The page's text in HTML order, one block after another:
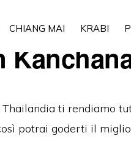
CHIANG MAI KRABI
Thailandia ti rendiamo
potrai goderti il